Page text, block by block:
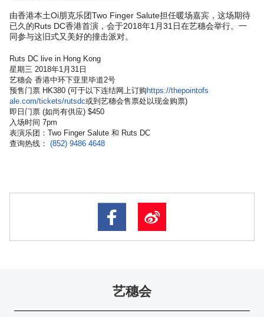
由香港本土Oi朋克乐团Two Finger Salute担任暖场嘉宾，这场期待
已久的Ruts DC香港首演，会于2018年1月31日在艺穗会举行。 一
同参与这旧式又美好的撞击派对。
Ruts DC live in Hong Kong
星期三 2018年1月31日
艺穗会 香港中环下亚里毕道2号
预售门票 HK380 (可于以下连结网上订购 https://thepointofs
ale.com/tickets/rutsdc或到艺穗会售票处 以现金购票)
即日门票 (如尚有供应) $450
入场时间 7pm
表演乐团：Two Finger Salute 和 Ruts DC
查询热线： (852) 9486 4648
艺穗会